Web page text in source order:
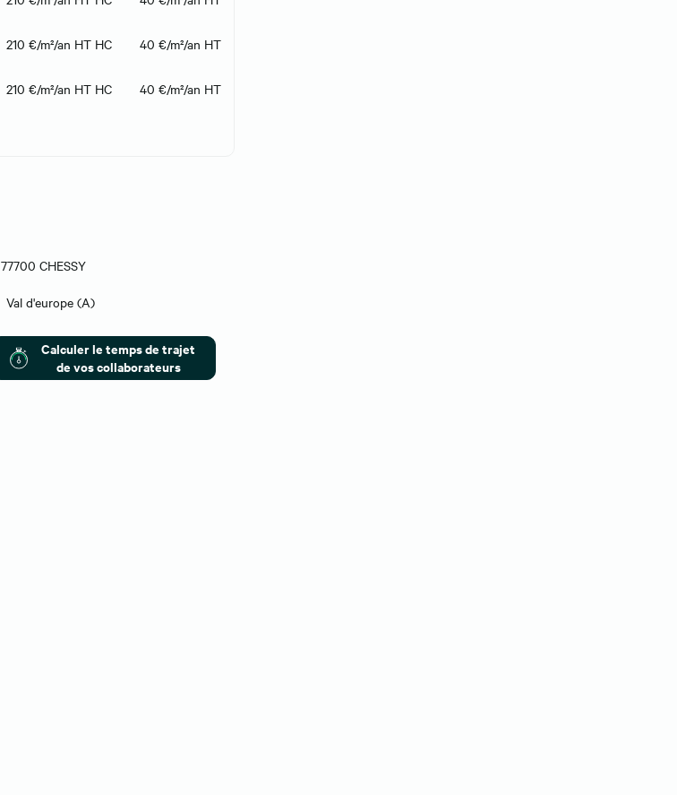
210 €/m²/an HT HC 40 €/m²/an HT
210 €/m²/an HT HC
40 €/m²/an HT
77700 CHESSY
Val d'europe (A)
Calculer le temps de trajet
de vos collaborateurs